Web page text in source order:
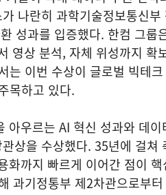
나란히 과학기술정보통신
성과를 입증했다. 한컴 그룹
영상 분석, 자체 위성까지 확
는 이번 수상이 글로벌 빅테
목하고 있다.
아우르는 AI 혁신 성과와 데
상을 수상했다. 35년에 걸쳐
화까지 빠르게 이어간 점이
과기정통부 제2차관으로부